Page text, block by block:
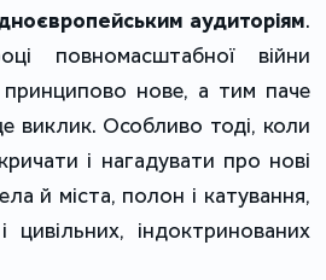
аудиторіям.
повномасштабної війни
нове, а тим паче
виклик. Особливо тоді, коли
і нагадувати про нові
й міста, полон і катування,
цивільних, індоктринованих